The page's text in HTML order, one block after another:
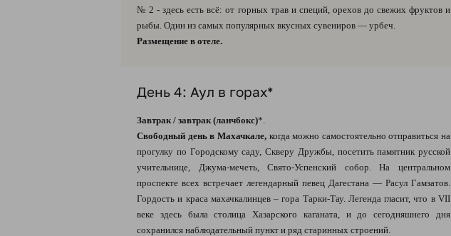
№ 2 - здесь есть всё: от горных трав и специй, орехов до свежих фруктов и
рыбы. Один из самых популярных вкусных сувениров — урбеч.
Размещение в отеле.
День 4: Аул в горах*
Завтрак / завтрак (ланчбокс)*.
Свободный день в Махачкале,когда можно самостоятельно отправиться на
прогулку по Городскому саду, Скверу Дружбы, посетить памятник русской
учительнице, Джума-мечеть, Свято-Успенский собор. На центральном
проспекте всех встречает легендарный певец Дагестана — Расул Гамзатов.
Гордость и краса махачкалинцев – гора Тарки-Тау. Легенда гласит, что в VII
веке здесь была столица Хазарского каганата, и до сегодняшнего дня
сохранился наблюдательный пункт и ряд старинных строений.